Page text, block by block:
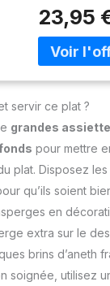
chocolat
muscade
lame fine
Fabriqué
Unis
par
protection
pour le
la cannelle,
bien plus
zesteur de
des Chefs
amateurs
pour sa
et sa
effort. Le
touch
23,95
servir ce plat ?
grandes
pour mettre
plat. Disposez
qu’ils soient
en
extra sur le
brins d’aneth
soignée, utilisez